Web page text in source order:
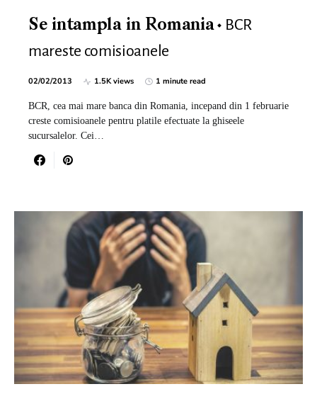
Se intampla in Romania
BCR
mareste comisioanele
02/02/2013 1.5K views 1 minute read
BCR, cea mai mare banca din Romania, incepand din 1 februarie
creste comisioanele pentru platile efectuate la ghiseele
sucursalelor. Cei…